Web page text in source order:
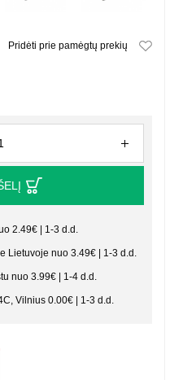
Pridėti prie pamėgtų prekių
2.49€ | 1-3 d.d.
Lietuvoje nuo 3.49€ | 1-3 d.d.
nuo 3.99€ | 1-4 d.d.
Vilnius 0.00€ | 1-3 d.d.